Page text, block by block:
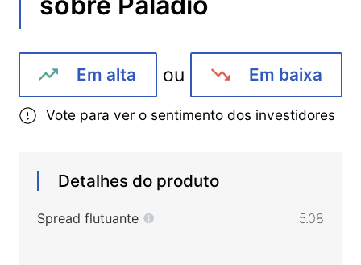
Em alta ou Em baixa
Vote para ver o sentimento dos investidores
Detalhes do produto
Spread flutuante 5.08